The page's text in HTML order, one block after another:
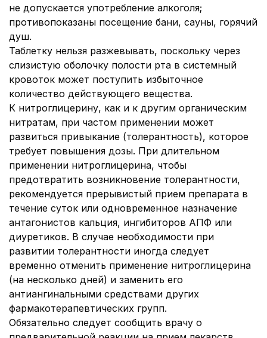
не допускается употребление алкоголя;
противопоказаны посещение бани, сауны, горячий
душ.
Таблетку нельзя разжевывать, поскольку через
слизистую оболочку полости рта в системный
кровоток может поступить избыточное
количество действующего вещества.
К нитроглицерину, как и к другим органическим
нитратам, при частом применении может
развиться привыкание (толерантность), которое
требует повышения дозы. При длительном
применении нитроглицерина, чтобы
предотвратить возникновение толерантности,
рекомендуется прерывистый прием препарата в
течение суток или одновременное назначение
антагонистов кальция, ингибиторов АПФ или
диуретиков. В случае необходимости при
развитии толерантности иногда следует
временно отменить применение нитроглицерина
(на несколько дней) и заменить его
антиангинальными средствами других
фармакотерапевтических групп.
Обязательно следует сообщить врачу о